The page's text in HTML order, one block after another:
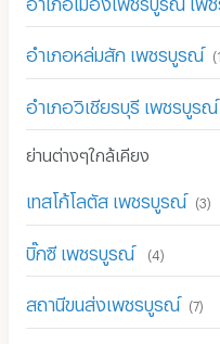
อำเภอหล่มสัก เพชรบูรณ์ (1
อำเภอวิเชียรบุรี เพชรบูรณ์
ย่านต่างๆใกล้เคียง
เทสโก้โลตัส เพชรบูรณ์ (3)
บิ๊กซี เพชรบูรณ์ (4 )
สถานีขนส่งเพชรบูรณ์ (7)